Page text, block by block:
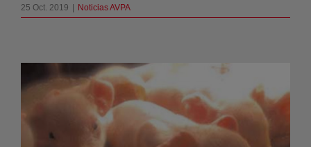
25 Oct. 2019 Noticias AVPA
GUÍA DE PRÁCTICAS CORRECTAS DE